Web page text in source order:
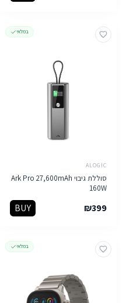
במלאי
ALOGIC
סוללת גיבוי Ark Pro 27,600mAh
160W
₪399
BUY
במלאי